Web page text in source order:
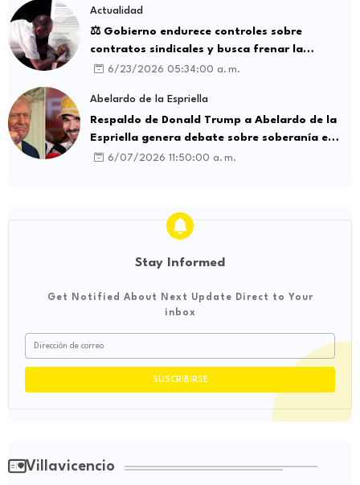
Actualidad
⚖️ Gobierno endurece controles sobre
contratos sindicales y busca frenar la
intermediación laboral ilegal
6/23/2026 05:34:00 a. m.
Abelardo de la Espriella
Respaldo de Donald Trump a Abelardo de la
Espriella genera debate sobre soberanía e
influencia internacional
6/07/2026 11:50:00 a. m.
Stay Informed
Get Notified About Next Update Direct to Your
inbox
Villavicencio